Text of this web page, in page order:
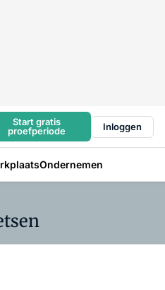
Start gratis
proefperiode
Inloggen
Ondernemen